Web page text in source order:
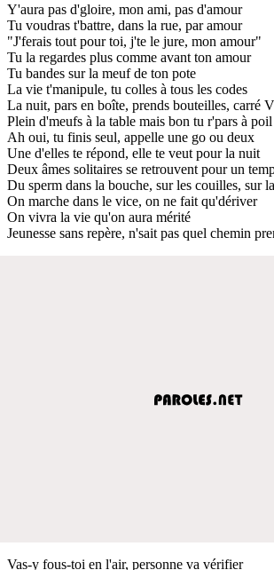
Y'aura pas d'gloire, mon ami, pas d'amour
Tu voudras t'battre, dans la rue, par amour
"J'ferais tout pour toi, j'te le jure, mon amour"
Tu la regardes plus comme avant ton amour
Tu bandes sur la meuf de ton pote
La vie t'manipule, tu colles à tous les codes
La nuit, pars en boîte, prends bouteilles, carré
Plein d'meufs à la table mais bon tu r'pars à poil
Ah oui, tu finis seul, appelle une go ou deux
Une d'elles te répond, elle te veut pour la nuit
Deux âmes solitaires se retrouvent pour un
Du sperm dans la bouche, sur les couilles, sur
On marche dans le vice, on ne fait qu'dériver
On vivra la vie qu'on aura mérité
Jeunesse sans repère, n'sait pas quel chemin
Vas-y fous-toi en l'air, personne va vérifier